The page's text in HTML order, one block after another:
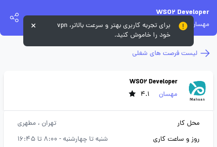
WSO2 Developer
مهسان
لیست فرصت های شغلی
WSO2 Developer
مهسان
4.1
محل کار تهران ، مطهری
روز و ساعت کاری
شنبه تا چهارشنبه - 8:00 تا 16:45
برای تجربه کاربری بهتر و سرعت بالاتر، vpn
خود را خاموش کنید.